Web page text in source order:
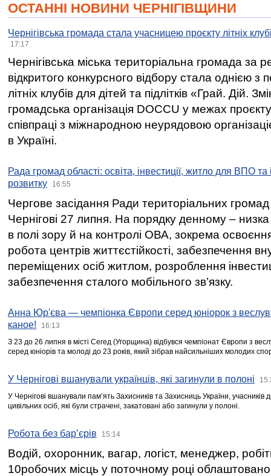
ОСТАННІ НОВИНИ ЧЕРНІГІВЩИНИ
Чернігівська громада стала учасницею проєкту літніх
17:17
Чернігівська міська територіальна громада за
відкритого конкурсного відбору стала однією
літніх клубів для дітей та підлітків «Грай. Дій.
громадська організація DOCCU у межах
співпраці з міжнародною неурядовою
в Україні.
Рада громад області: освіта, інвестиції, житло для ВПО
розвитку
16:55
Чергове засідання Ради територіальних громад
Чернігові 27 липня. На порядку денному –
в полі зору й на контролі ОВА, зокрема освоєння
робота центрів життєстійкості, забезпечення
переміщених осіб житлом, розроблення
забезпечення сталого мобільного зв’язку.
Анна Юр'єва — чемпіонка Європи серед юніорок з
каное!
16:13
З 23 до 26 липня в місті Сегед (Угорщина) відбувся чемпіонат Європи з
серед юніорів та молоді до 23 років, який зібрав найсильніших молодих
У Чернігові вшанували українців, які загинули в полоні
У Чернігові вшанували пам’ять Захисників та Захисниць України,
цивільних осіб, які були страчені, закатовані або загинули у полоні.
Робота без бар’єрів 15:14
Водій, охоронник, вагар, логіст, менеджер,
10робочих місць у поточному році